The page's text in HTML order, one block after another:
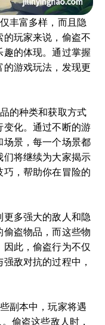
丰富多样，而且隐
玩家来说，偷盗不
的体现。通过掌握
游戏玩法，发现更
的种类和获取方式
变化。通过不断的游
场景，每一个场景都
们将继续为大家揭示
，帮助你在冒险的
更多强大的敌人和隐
盗物品，而这些物
此，偷盗行为不仅
敌对抗的过程中，
副本中，玩家将遇
偷盗这些敌人时，